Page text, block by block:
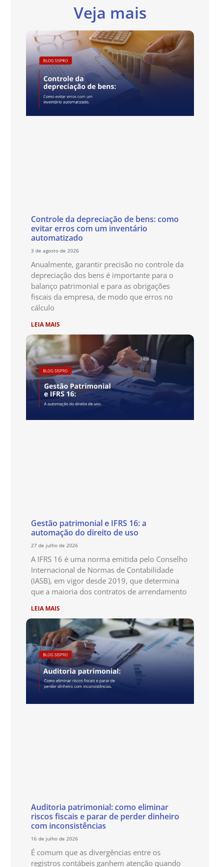
Veja mais
Controle da depreciação de bens: como
evitar erros com um inventário
automatizado
3 de agosto de 2026
Anualmente, garantir precisão no controle da
depreciação dos bens é importante para o
balanço patrimonial e para as obrigações
fiscais da empresa, de modo que erros no
cálculo
LEIA MAIS
Gestão patrimonial e IFRS 16: a
automação do direito de uso
27 de julho de 2026
A IFRS 16 é uma norma emitida pelo Conselho
Internacional de Normas de Contabilidade
(IASB), em vigor desde 2019, que determina
que a maioria dos contratos de arrendamento
LEIA MAIS
Auditoria patrimonial: como eliminar
riscos fiscais e parar de perder dinheiro
com inconsistências
16 de julho de 2026
É comum que as divergências entre os
registros contábeis ganhem atenção quando